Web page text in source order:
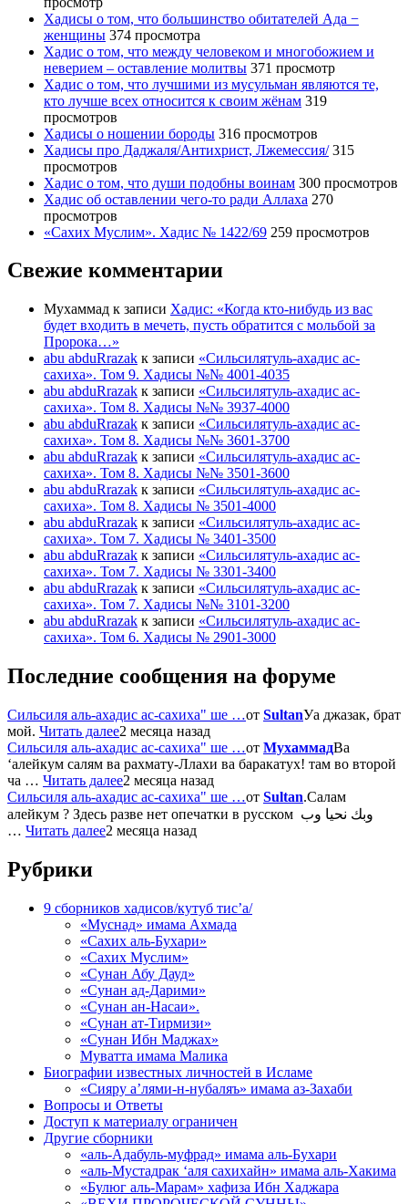
Хадисы о том, что большинство обитателей Ада −
женщины 374 просмотра
Хадис о том, что между человеком и многобожием и
неверием – оставление молитвы 371 просмотр
Хадис о том, что лучшими из мусульман являются те,
кто лучше всех относится к своим жёнам 319
просмотров
Хадисы о ношении бороды 316 просмотров
Хадисы про Даджаля/Антихрист, Лжемессия/ 315
просмотров
Хадис о том, что души подобны воинам 300 просмотров
Хадис об оставлении чего-то ради Аллаха 270
просмотров
«Сахих Муслим». Хадис № 1422/69 259 просмотров
Свежие комментарии
Мухаммад к записи Хадис: «Когда кто-нибудь из вас
будет входить в мечеть, пусть обратится с мольбой за
Пророка…»
abu abduRrazak к записи «Сильсилятуль-ахадис ас-
сахиха». Том 9. Хадисы №№ 4001-4035
abu abduRrazak к записи «Сильсилятуль-ахадис ас-
сахиха». Том 8. Хадисы №№ 3937-4000
abu abduRrazak к записи «Сильсилятуль-ахадис ас-
сахиха». Том 8. Хадисы №№ 3601-3700
abu abduRrazak к записи «Сильсилятуль-ахадис ас-
сахиха». Том 8. Хадисы №№ 3501-3600
abu abduRrazak к записи «Сильсилятуль-ахадис ас-
сахиха». Том 8. Хадисы № 3501-4000
abu abduRrazak к записи «Сильсилятуль-ахадис ас-
сахиха». Том 7. Хадисы № 3401-3500
abu abduRrazak к записи «Сильсилятуль-ахадис ас-
сахиха». Том 7. Хадисы № 3301-3400
abu abduRrazak к записи «Сильсилятуль-ахадис ас-
сахиха». Том 7. Хадисы №№ 3101-3200
abu abduRrazak к записи «Сильсилятуль-ахадис ас-
сахиха». Том 6. Хадисы № 2901-3000
Последние сообщения на форуме
Сильсиля аль-ахадис ас-сахиха" ше …от SultanУа джазак, брат
мой. Читать далее2 месяца назад
Сильсиля аль-ахадис ас-сахиха" ше …от МухаммадВа
‘алейкум салям ва рахмату-Ллахи ва баракатух! там во второй
ча … Читать далее2 месяца назад
Сильсиля аль-ахадис ас-сахиха" ше …от Sultan.Салам
алейкум ? Здесь разве нет опечатки в русском وبك نحيا وب
… Читать далее2 месяца назад
Рубрики
9 сборников хадисов/кутуб тис’а/
«Муснад» имама Ахмада
«Сахих аль-Бухари»
«Сахих Муслим»
«Сунан Абу Дауд»
«Сунан ад-Дарими»
«Сунан ан-Насаи».
«Сунан ат-Тирмизи»
«Сунан Ибн Маджах»
Муватта имама Малика
Биографии известных личностей в Исламе
«Сияру а’лями-н-нубаляъ» имама аз-Захаби
Вопросы и Ответы
Доступ к материалу ограничен
Другие сборники
«аль-Адабуль-муфрад» имама аль-Бухари
«аль-Мустадрак ‘аля сахихайн» имама аль-Хакима
«Булюг аль-Марам» хафиза Ибн Хаджара